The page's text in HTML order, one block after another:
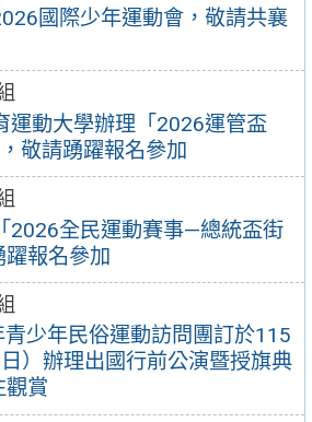
國際少年運動會，敬請共襄
運動大學辦理「2026運管盃
敬請踴躍報名參加
2026全民運動賽事—總統盃街
報名參加
少年民俗運動訪問團訂於115
）辦理出國行前公演暨授旗典
觀賞